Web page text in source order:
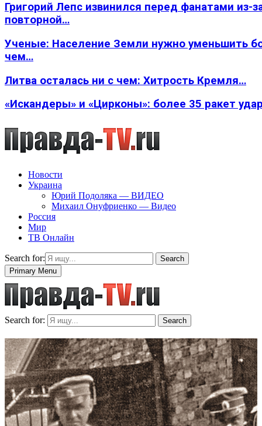
Григорий Лепс извинился перед фанатами из-
повторной…
Ученые: Население Земли нужно уменьшить
чем…
Литва осталась ни с чем: Хитрость Кремля…
«Искандеры» и «Цирконы»: более 35 ракет
Новости
Украина
Юрий Подоляка — ВИДЕО
Михаил Онуфриенко — Видео
Россия
Мир
ТВ Онлайн
Search for:
Search
Primary Menu
Search for: Search